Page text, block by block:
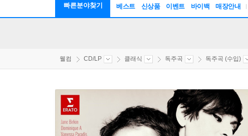
빠른분야찾기 베스트 신상품 이벤트 바이백 매장안내
웰컴 CD/LP 클래식 독주곡 독주곡 (수입)